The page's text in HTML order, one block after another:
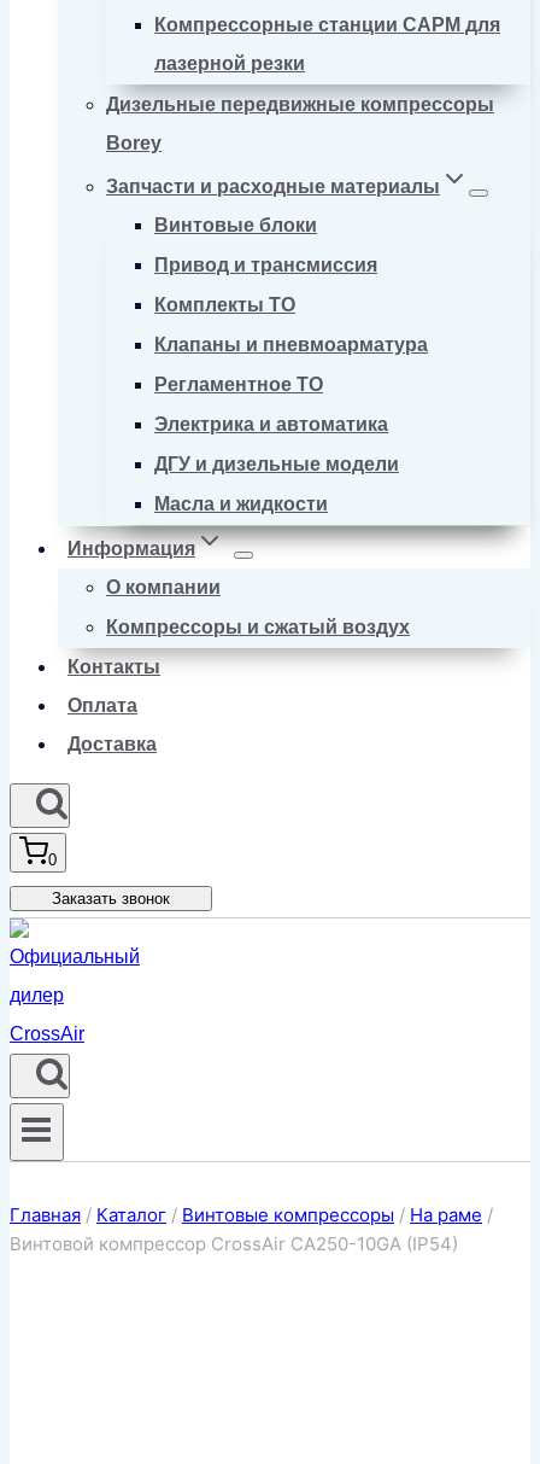
Компрессорные станции CAPM для
лазерной резки
Дизельные передвижные компрессоры
Borey
Запчасти и расходные материалы
Винтовые блоки
Привод и трансмиссия
Комплекты ТО
Клапаны и пневмоарматура
Регламентное ТО
Электрика и автоматика
ДГУ и дизельные модели
Масла и жидкости
Информация
О компании
Компрессоры и сжатый воздух
Контакты
Оплата
Доставка
0
Заказать звонок
Главная / Каталог / Винтовые компрессоры / На раме /
Винтовой компрессор CrossAir CA250-10GA (IP54)